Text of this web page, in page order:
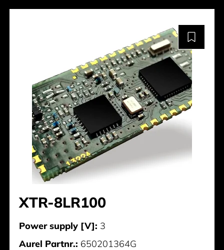
XTR-8LR100
Power supply [V]: 3
Aurel Partnr.: 650201364G